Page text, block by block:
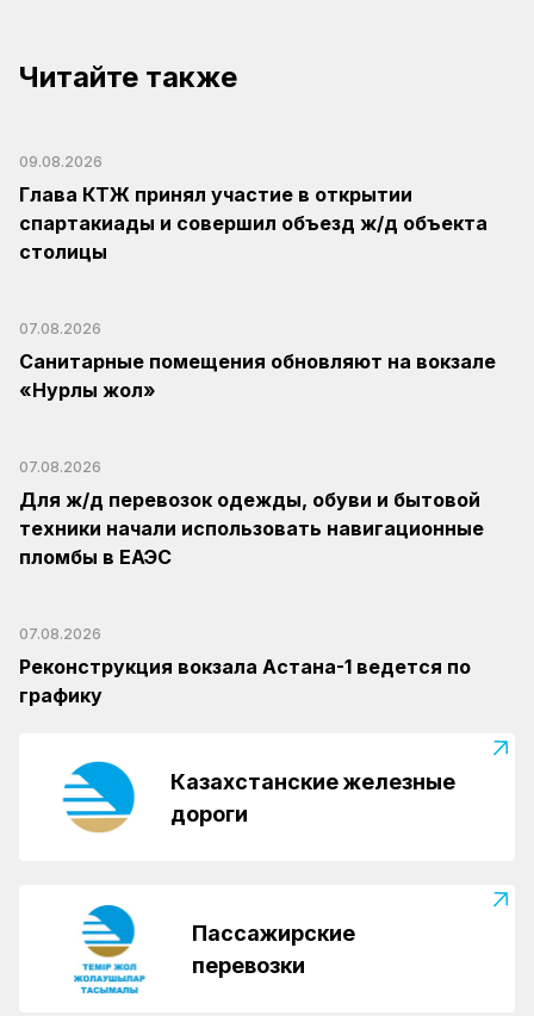
Читайте также
09.08.2026
Глава КТЖ принял участие в открытии
спартакиады и совершил объезд ж/д объекта
столицы
07.08.2026
Санитарные помещения обновляют на вокзале
«Нурлы жол»
07.08.2026
Для ж/д перевозок одежды, обуви и бытовой
техники начали использовать навигационные
пломбы в ЕАЭС
07.08.2026
Реконструкция вокзала Астана-1 ведется по
графику
Казахстанские железные
дороги
Пассажирские
перевозки